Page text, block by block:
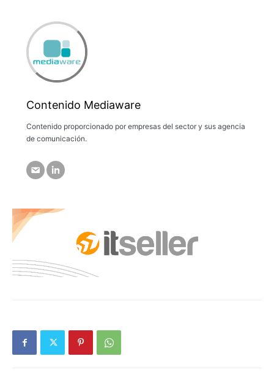
Contenido Mediaware
Contenido proporcionado por empresas del sector y sus agencia
de comunicación.